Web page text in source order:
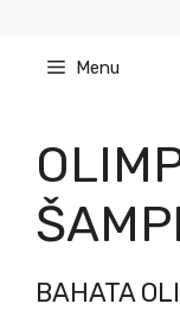
content Menu
BAHATA